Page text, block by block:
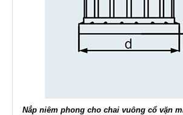
Nắp niêm phong cho chai vuông cổ vặn